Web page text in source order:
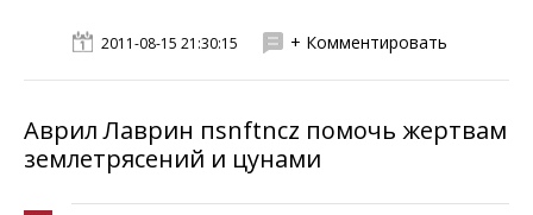
2011-08-15 21:30:15 + Комментировать
Аврил Лаврин пsnftncz помочь жертвам
землетрясений и цунами